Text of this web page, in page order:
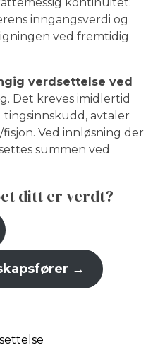
inngangsverdi og
ved fremtidig
verdsettelse ved
Det kreves imidlertid
avtaler
Ved innløsning der
summen ved
ditt er verdt?
→